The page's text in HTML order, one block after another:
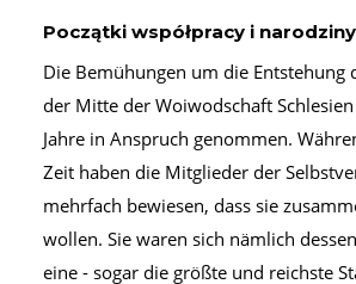
Początki współpracy i
Die Bemühungen um die Entstehung
der Mitte der Woiwodschaft
Jahre in Anspruch genommen.
Zeit haben die Mitglieder der
mehrfach bewiesen, dass sie
wollen. Sie waren sich nämlich
eine - sogar die größte und reichste